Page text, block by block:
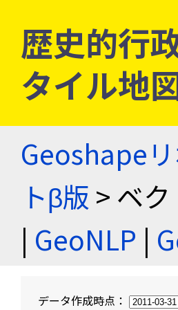
歴史的行
タイル地
Geoshape
トβ版 > ベ
| GeoNLP |
データ作成時点：